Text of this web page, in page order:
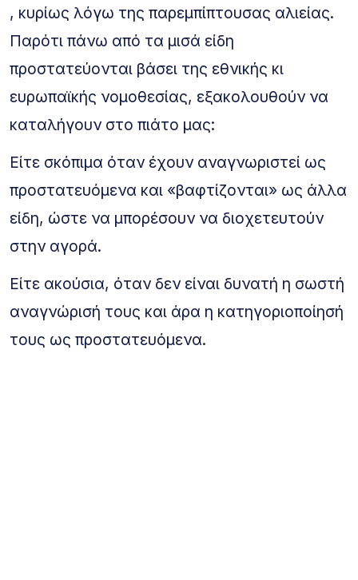
, κυρίως λόγω της παρεμπίπτουσας αλιείας.
Παρότι πάνω από τα μισά είδη
προστατεύονται βάσει της εθνικής κι
ευρωπαϊκής νομοθεσίας, εξακολουθούν να
καταλήγουν στο πιάτο μας:
Είτε σκόπιμα όταν έχουν αναγνωριστεί ως
προστατευόμενα και «βαφτίζονται» ως άλλα
είδη, ώστε να μπορέσουν να διοχετευτούν
στην αγορά.
Είτε ακούσια, όταν δεν είναι δυνατή η σωστή
αναγνώρισή τους και άρα η κατηγοριοποίησή
τους ως προστατευόμενα.